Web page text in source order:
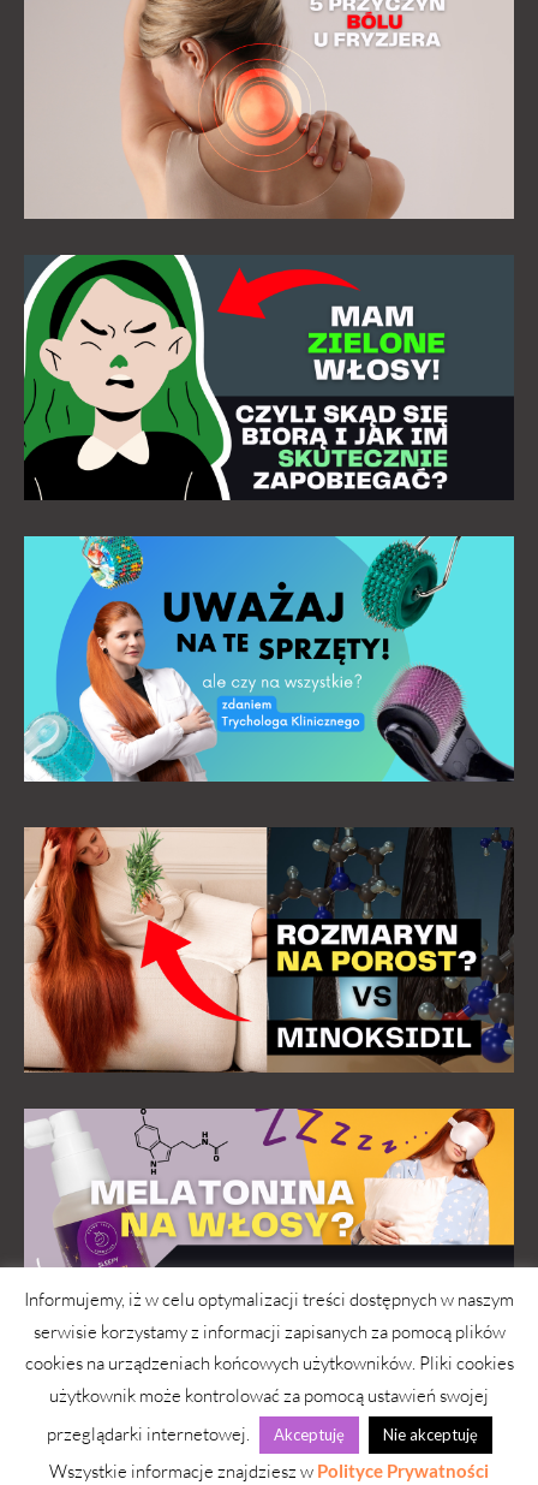
wwwlosy.pl 2026 © Copyright
Strona pod troskliwymi skrzydłami
simply yourself
Informujemy, iż w celu optymalizacji treści dostępnych w naszym
serwisie korzystamy z informacji zapisanych za pomocą plików
cookies na urządzeniach końcowych użytkowników. Pliki cookies
użytkownik może kontrolować za pomocą ustawień swojej
przeglądarki internetowej.
Akceptuję Nie akceptuję
Wszystkie informacje znajdziesz w Polityce Prywatności